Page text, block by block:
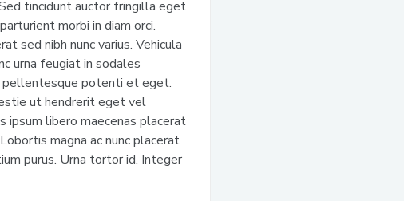
tincidunt auctor fringilla eget
morbi in diam orci.
sed nibh nunc varius. Vehicula
urna feugiat in sodales
pellentesque potenti et eget.
ut hendrerit eget vel
libero maecenas placerat
magna ac nunc placerat
purus. Urna tortor id. Integer